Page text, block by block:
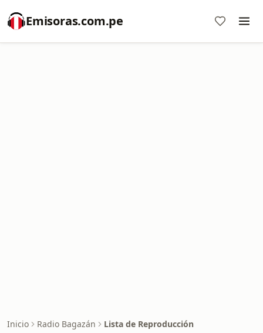
Emisoras.com.pe
Inicio Radio Bagazán Lista de Reproducción